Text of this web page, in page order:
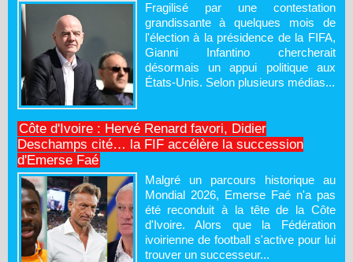
Fragilisé par une contestation
grandissante à quelques mois de
l'élection à la présidence de la FIFA,
Gianni Infantino chercherait
désormais un appui politique aux
États-Unis. Selon plusieurs médias...
Côte d'Ivoire : Hervé Renard favori, Didier
Deschamps cité… la FIF accélère la succession
d'Emerse Faé
Malgré un parcours historique au
Mondial 2026, Emerse Faé n'a pas
été reconduit à la tête de la Côte
d'Ivoire. Alors que la Fédération
ivoirienne de football s'active pour lui
trouver un successeur...